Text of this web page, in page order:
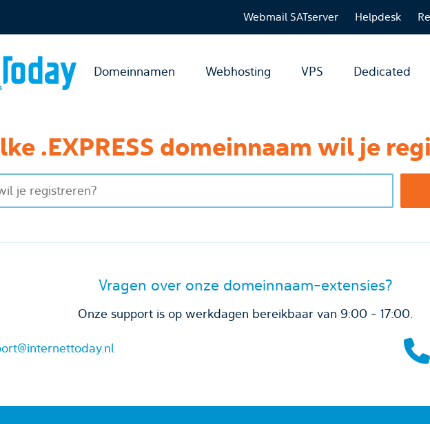
Webmail SATserver Helpdesk
Domeinnamen Webhosting VPS Dedicated
.EXPRESS domeinnaam wil je
Vragen over onze domeinnaam-extensies?
Onze support is op werkdagen bereikbaar van 9:00 - 17:00.